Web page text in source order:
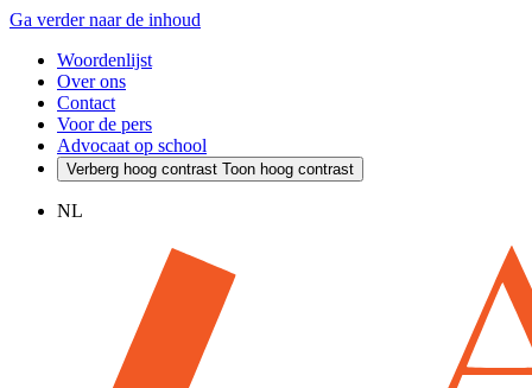
Ga verder naar de inhoud
Woordenlijst
Over ons
Contact
Voor de pers
Advocaat op school
Verberg hoog contrast Toon hoog contrast
NL